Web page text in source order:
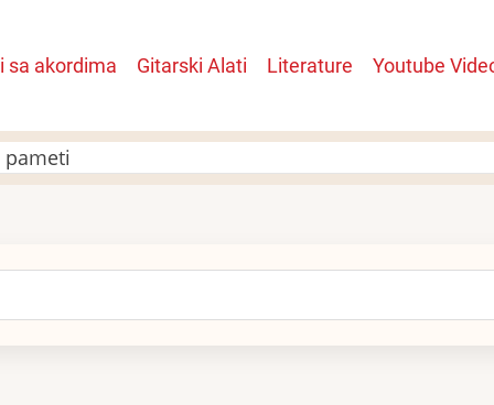
sa akordima Gitarski Alati Literature Youtube